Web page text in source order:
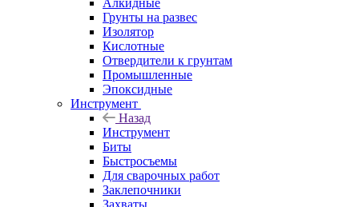
Алкидные
Грунты на развес
Изолятор
Кислотные
Отвердители к грунтам
Промышленные
Эпоксидные
Инструмент
Назад
Инструмент
Биты
Быстросъемы
Для сварочных работ
Заклепочники
Захваты